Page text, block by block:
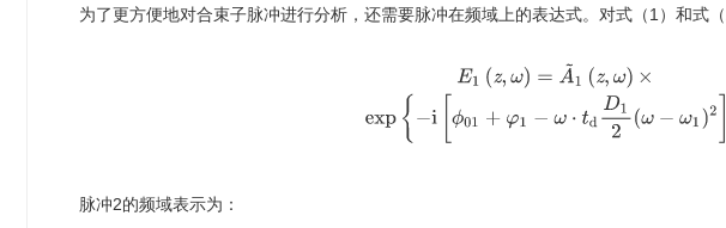
为了更方便地对合束子脉冲进行分析，还需要脉冲在频域上的表达式。对式（1）和式
1(z, ω)× exp {−i ϕ01 +φ 1−ω⋅t
脉冲2的频域表示为：